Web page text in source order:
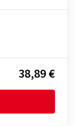
38,89 €